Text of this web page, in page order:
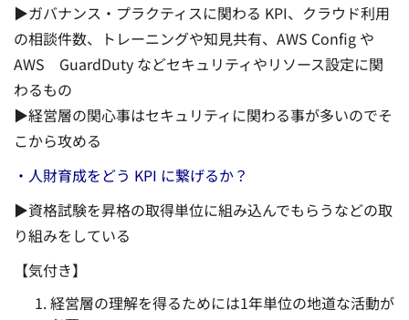
▶ガバナンス・プラクティスに関わる KPI、クラウド利用
の相談件数、トレーニングや知見共有、AWS Config や
AWS GuardDuty などセキュリティやリソース設定に関
わるもの
▶経営層の関心事はセキュリティに関わる事が多いのでそ
こから攻める
・人財育成をどう KPI に繋げるか？
▶資格試験を昇格の取得単位に組み込んでもらうなどの取
り組みをしている
【気付き】
経営層の理解を得るためには1年単位の地道な活動が